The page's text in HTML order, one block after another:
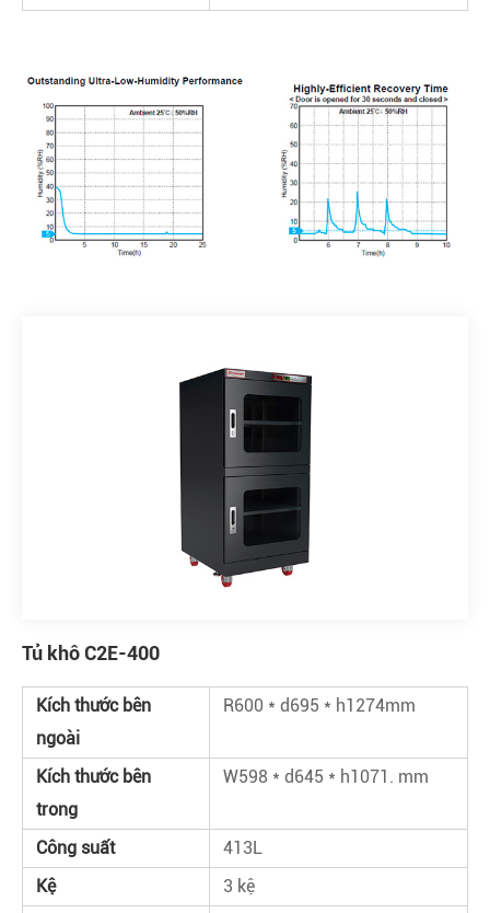
Tủ khô C2E-400
Kích thước bên
ngoài
R600 * d695 * h1274mm
Kích thước bên
trong
W598 * d645 * h1071. mm
Công suất
413L
Kệ
3 kệ